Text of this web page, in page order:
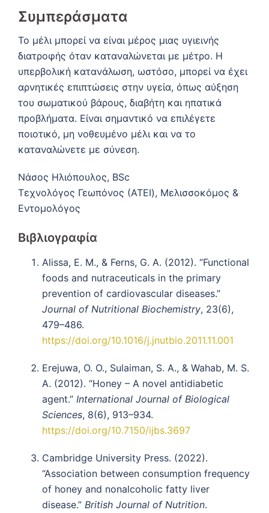
Συμπεράσματα
Το μέλι μπορεί να είναι μέρος μιας υγιεινής
διατροφής όταν καταναλώνεται με μέτρο. Η
υπερβολική κατανάλωση, ωστόσο, μπορεί να έχει
αρνητικές επιπτώσεις στην υγεία, όπως αύξηση
του σωματικού βάρους, διαβήτη και ηπατικά
προβλήματα. Είναι σημαντικό να επιλέγετε
ποιοτικό, μη νοθευμένο μέλι και να το
καταναλώνετε με σύνεση.
Νάσος Ηλιόπουλος, BSc
Τεχνολόγος Γεωπόνος (ΑΤΕΙ), Μελισσοκόμος &
Εντομολόγος
Βιβλιογραφία
Alissa, E. M., & Ferns, G. A. (2012). “Functional
foods and nutraceuticals in the primary
prevention of cardiovascular diseases.”
Journal of Nutritional Biochemistry, 23(6),
479–486.
https://doi.org/10.1016/j.jnutbio.2011.11.001
Erejuwa, O. O., Sulaiman, S. A., & Wahab, M. S.
A. (2012). “Honey – A novel antidiabetic
agent.” International Journal of Biological
Sciences, 8(6), 913–934.
https://doi.org/10.7150/ijbs.3697
Cambridge University Press. (2022).
“Association between consumption frequency
of honey and nonalcoholic fatty liver
disease.” British Journal of Nutrition.